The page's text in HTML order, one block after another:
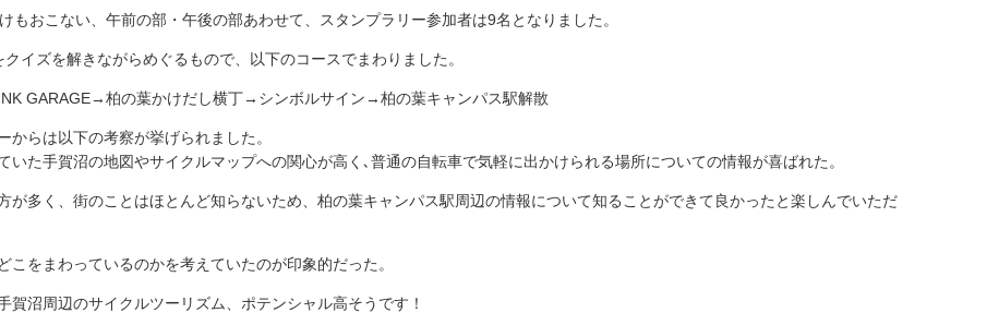
おこない、午前の部・午後の部あわせて、スタンプラリー参加者は9名となりました。
イズを解きながらめぐるもので、以下のコースでまわりました。
GARAGE→柏の葉かけだし横丁→シンボルサイン→柏の葉キャンパス駅解散
らは以下の考察が挙げられました。
いた手賀沼の地図やサイクルマップへの関心が高く､普通の自転車で気軽に出かけられる場所についての情報が喜ばれた。
が多く、街のことはほとんど知らないため、柏の葉キャンパス駅周辺の情報について知ることができて良かったと楽しんでいただ
をまわっているのかを考えていたのが印象的だった。
沼周辺のサイクルツーリズム、ポテンシャル高そうです！